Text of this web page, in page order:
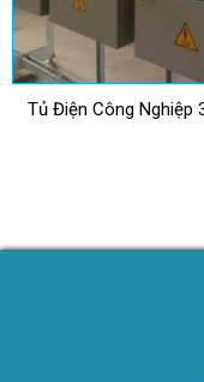
Tủ Điện Công Nghiệp